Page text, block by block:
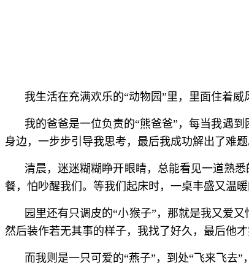
我生活在充满欢乐的“动物园”里，里面住着威
我的爸爸是一位负责的“熊爸爸”，每当我遇
身边，一步步引导我思考，最后我成功解出了难
清晨，迷迷糊糊睁开眼睛，总能看见一道熟
餐，怕吵醒我们。等我们起床时，一桌丰盛又温
园里还有只调皮的“小猴子”，那就是我又爱
然后装作若无其事的样子，我找了好久，最后他
而我则是一只可爱的“燕子”，到处“飞来飞去